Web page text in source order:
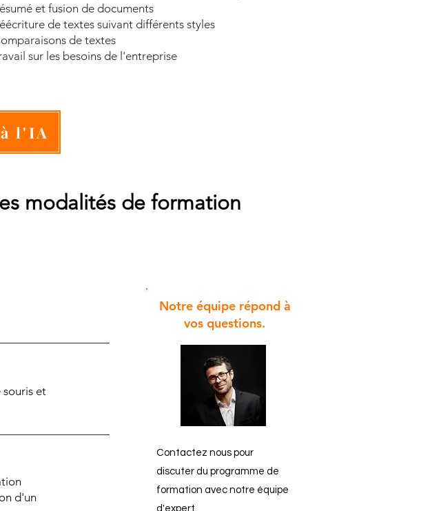
et fusion de documents
de textes suivant différents styles
de textes
sur les besoins de l'entreprise
l'IA
modalités de formation
souris et
d'un
Notre équipe répond à
vos questions.
Contactez nous pour
discuter du programme de
formation avec notre équipe
d'expert